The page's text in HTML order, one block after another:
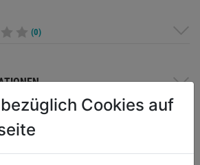
(0)
AUS DIESER
Cookies auf